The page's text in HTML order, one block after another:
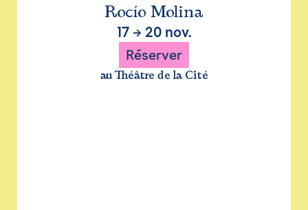
Rocío Molina
17→ 20 nov.
Réserver
au Théâtre de la Cité